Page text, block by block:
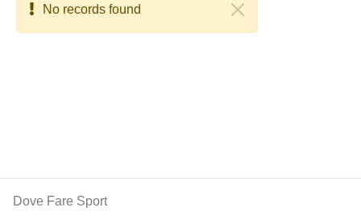
No records found
Dove Fare Sport